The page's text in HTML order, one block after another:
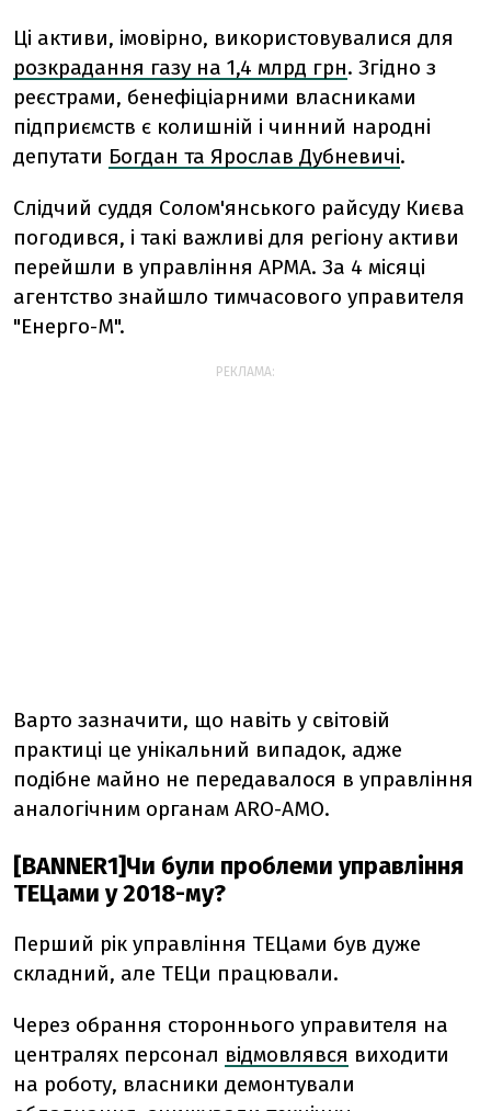
Ці активи, імовірно, використовувалися для
розкрадання газу на 1,4 млрд грн. Згідно з
реєстрами, бенефіціарними власниками
підприємств є колишній і чинний народні
депутати Богдан та Ярослав Дубневичі.
Слідчий суддя Солом'янського райсуду Києва
погодився, і такі важливі для регіону активи
перейшли в управління АРМА. За 4 місяці
агентство знайшло тимчасового управителя
"Енерго-М".
РЕКЛАМА:
Варто зазначити, що навіть у світовій
практиці це унікальний випадок, адже
подібне майно не передавалося в управління
аналогічним органам ARO-AMO.
[BANNER1]Чи були проблеми управління
ТЕЦами у 2018-му?
Перший рік управління ТЕЦами був дуже
складний, але ТЕЦи працювали.
Через обрання стороннього управителя на
централях персонал відмовлявся виходити
на роботу, власники демонтували